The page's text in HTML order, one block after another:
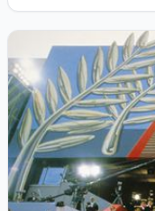
пилотируемым